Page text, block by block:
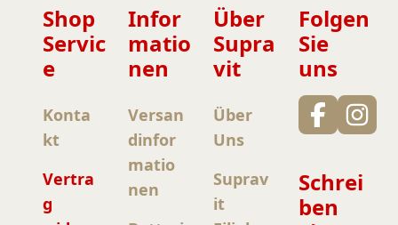
Shop
Servic
e
Konta
kt
Vertra
g
Infor
matio
nen
Versan
dinfor
matio
nen
Über
Supra
vit
Über
Uns
Suprav
it
Folgen
Sie
uns
Schrei
ben